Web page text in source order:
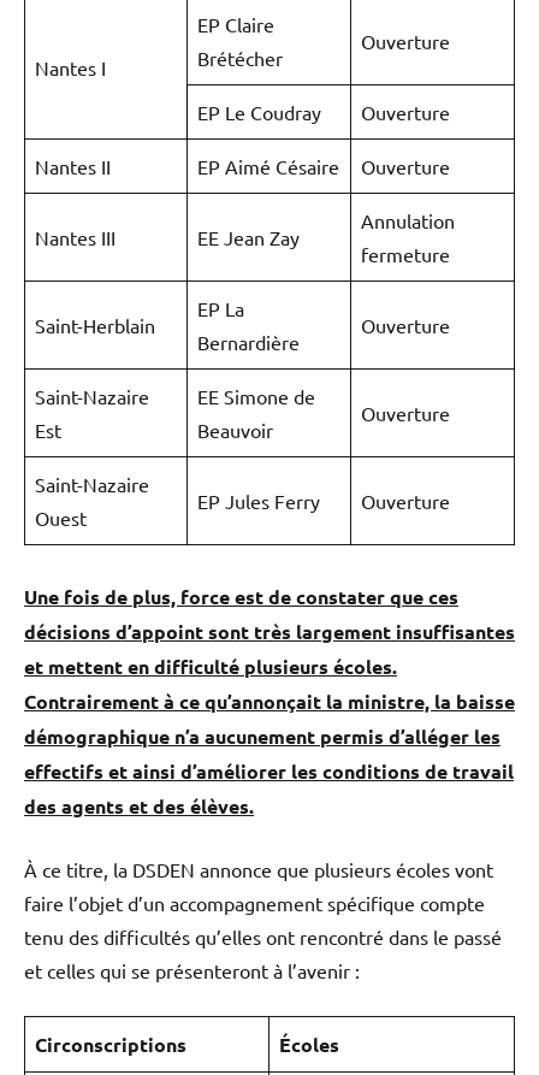
Nantes I
EP Claire
Brétécher
Ouverture
EP Le Coudray Ouverture
Nantes II EP Aimé Césaire Ouverture
Nantes III EE Jean Zay
Annulation
fermeture
Saint-Herblain
EP La
Bernardière
Ouverture
Saint-Nazaire
Est
EE Simone de
Beauvoir
Ouverture
Saint-Nazaire
Ouest
EP Jules Ferry Ouverture
Une fois de plus, force est de constater que ces
décisions d’appoint sont très largement insuffisantes
et mettent en difficulté plusieurs écoles.
Contrairement à ce qu’annonçait la ministre, la baisse
démographique n’a aucunement permis d’alléger les
effectifs et ainsi d’améliorer les conditions de travail
des agents et des élèves.
À ce titre, la DSDEN annonce que plusieurs écoles vont
faire l’objet d’un accompagnement spécifique compte
tenu des difficultés qu’elles ont rencontré dans le passé
et celles qui se présenteront à l’avenir :
Circonscriptions Écoles